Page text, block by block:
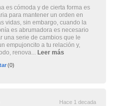
es cómoda y de cierta forma es
para mantener un orden en
vidas, sin embargo, cuando la
es abrumadora es necesario
una serie de cambios que le
empujoncito a tu relación y,
renova... Leer más
(0)
Hace 1 decada